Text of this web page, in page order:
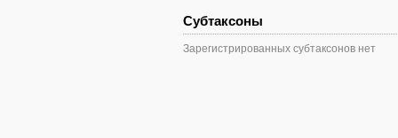
Субтаксоны
Зарегистрированных субтаксонов нет